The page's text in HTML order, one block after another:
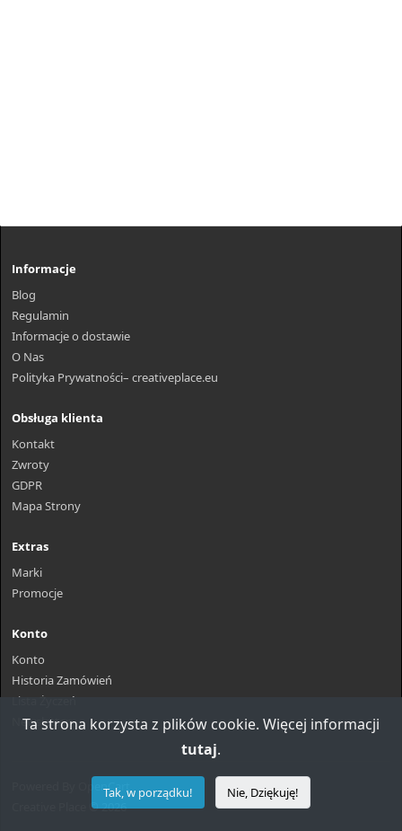
Informacje
Blog
Regulamin
Informacje o dostawie
O Nas
Polityka Prywatności– creativeplace.eu
Obsługa klienta
Kontakt
Zwroty
GDPR
Mapa Strony
Extras
Marki
Promocje
Konto
Konto
Historia Zamówień
Lista Życzeń
Newsletter
OpenCart
Creative Place © 2026
Ta strona korzysta z plików cookie. Więcej informacji
tutaj.
Tak, w porządku! Nie, Dziękuję!